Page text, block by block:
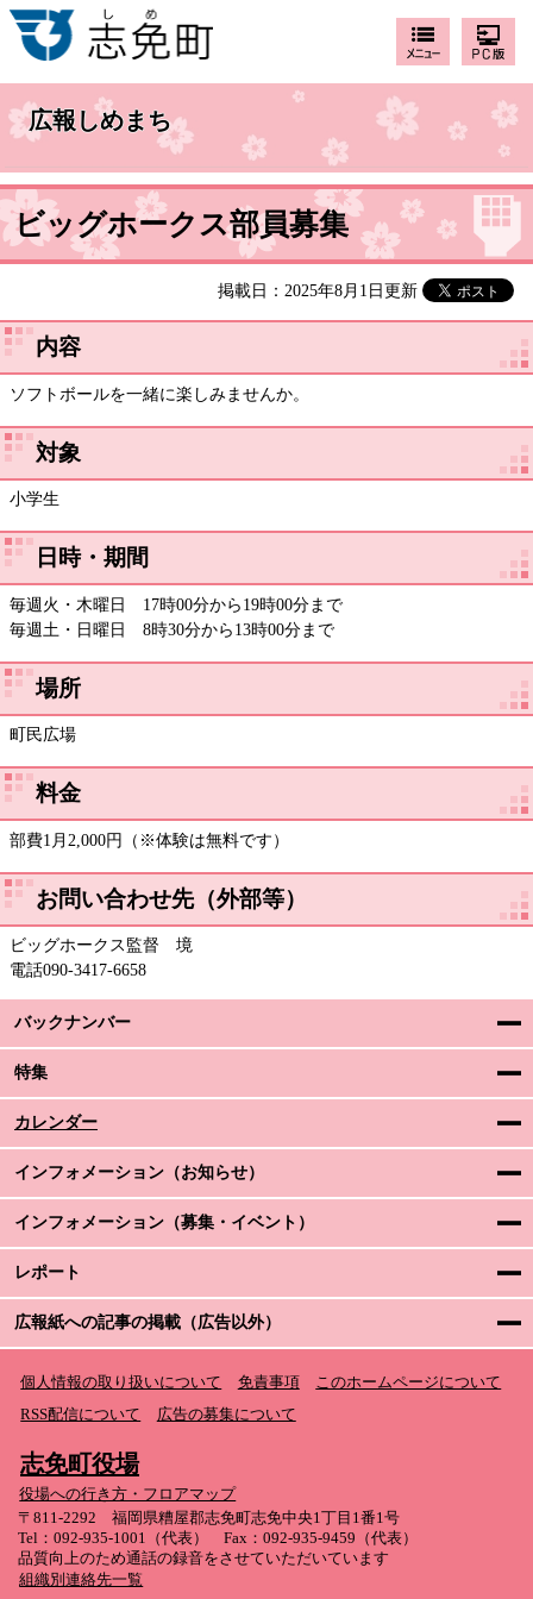
広報しめまち
バックナンバー
特集
カレンダー
インフォメーション（お知らせ）
インフォメーション（募集・イベント）
レポート
広報紙への記事の掲載（広告以外）
ビッグホークス部員募集
掲載日：2025年8月1日更新
内容
ソフトボールを一緒に楽しみませんか。
対象
小学生
日時・期間
毎週火・木曜日 17時00分から19時00分まで
毎週土・日曜日 8時30分から13時00分まで
場所
町民広場
料金
部費1月2,000円（※体験は無料です）
お問い合わせ先（外部等）
ビッグホークス監督 境
電話090-3417-6658
個人情報の取り扱いについて 免責事項
このホームページについて
RSS配信について
広告の募集について
志免町役場
役場への行き方・フロアマップ
〒811-2292 福岡県糟屋郡志免町志免中央1丁目1番1号
Tel：092-935-1001（代表） Fax：092-935-9459（代表）
品質向上のため通話の録音をさせていただいています
組織別連絡先一覧